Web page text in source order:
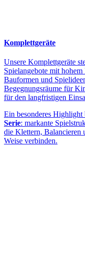
Komplettgeräte
Unsere Komplettgeräte
Spielangebote mit
Bauformen und
Begegnungsräume für
für den langfristigen
Ein besonderes Highlight
Serie: markante
die Klettern, Balancieren
Weise verbinden.